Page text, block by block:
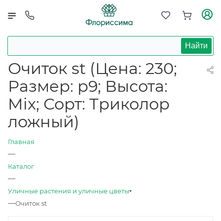
Найти
Очиток st (Цена: 230;
Размер: р9; Высота:
Mix; Сорт: Триколор
ложный)
Главная
—
Каталог
—
Уличные растения и уличные цветы
—Очиток st